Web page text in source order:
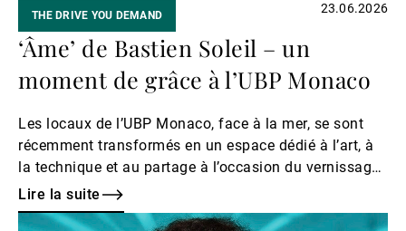
THE DRIVE YOU DEMAND 23.06.2026
‘Âme’ de Bastien Soleil – un
moment de grâce à l’UBP Monaco
Les locaux de l’UBP Monaco, face à la mer, se sont
récemment transformés en un espace dédié à l’art, à
la technique et au partage à l’occasion du vernissage
d’une nouvelle exposition.
Lire la suite
Lire